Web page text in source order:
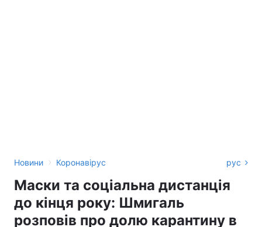
Новини › Коронавірус рус
Маски та соціальна дистанція
до кінця року: Шмигаль
розповів про долю карантину в